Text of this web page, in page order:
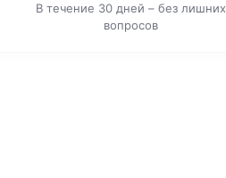
В течение 30 дней – без лишних
вопросов